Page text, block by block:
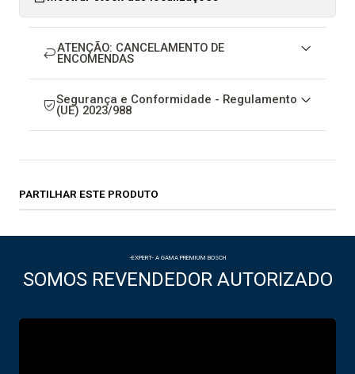
ATENÇÃO: CANCELAMENTO DE
ENCOMENDAS
Segurança e Conformidade - Regulamento
(UE) 2023/988
PARTILHAR ESTE PRODUTO
-EXPERT- A GAMA PREMIUM BOSCH
SOMOS REVENDEDOR AUTORIZADO